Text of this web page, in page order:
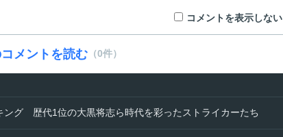
コメントを表示しない
メントを読む （0件）
ング 歴代1位の大黒将志ら時代を彩ったストライカーたち